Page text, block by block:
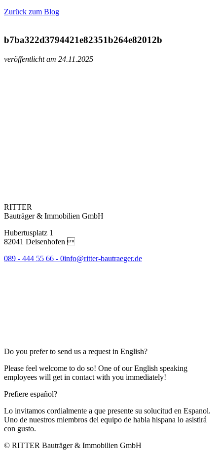
Zurück zum Blog
b7ba322d3794421e82351b264e82012b
veröffentlicht am 24.11.2025
RITTER
Bauträger & Immobilien GmbH
Hubertusplatz 1
82041 Deisenhofen 
089 - 444 55 66 - 0info@ritter-bautraeger.de
Do you prefer to send us a request in English?
Please feel welcome to do so! One of our English speaking
employees will get in contact with you immediately!
Prefiere español?
Lo invitamos cordialmente a que presente su solucitud en Espanol.
Uno de nuestros miembros del equipo de habla hispana lo asistirá
con gusto.
© RITTER Bauträger & Immobilien GmbH